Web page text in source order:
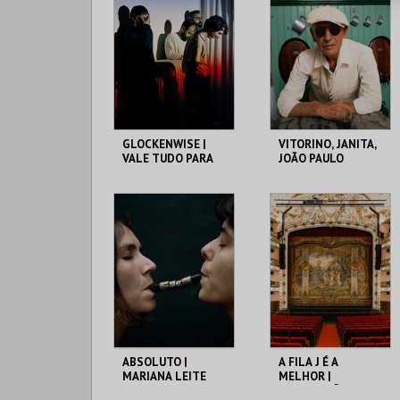
MAIS INFO
COMPRAR
MAIS INFO
COMPRAR
GLOCKENWISE |
VALE TUDO PARA
MAIS INFO
COMPRAR
VITORINO, JANITA,
JOÃO PAULO
THEATRO CIRCO
MAIS INFO
COMPRAR
ABSOLUTO |
MARIANA LEITE
A FILA J É A
MELHOR |